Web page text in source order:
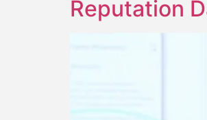
Reputation